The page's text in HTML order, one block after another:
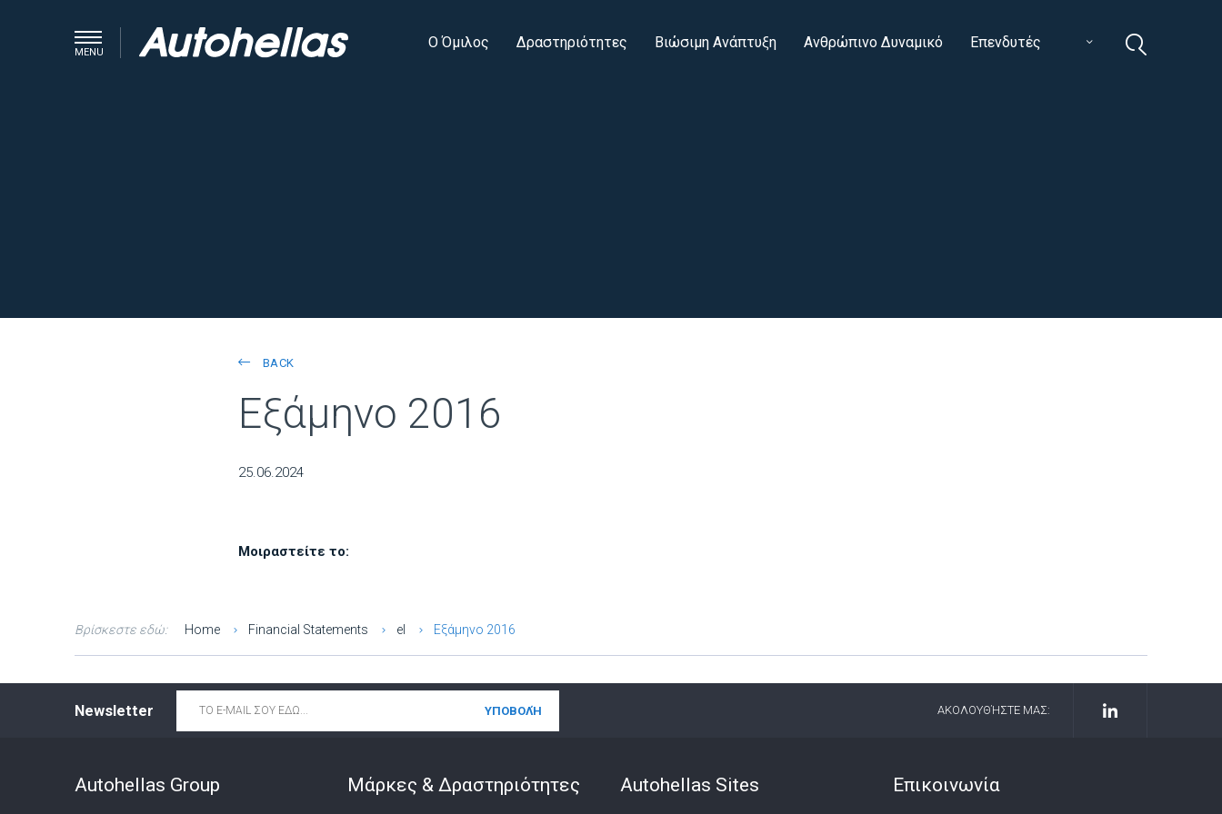
MENU
Ο Όμιλος Δραστηριότητες Βιώσιμη Ανάπτυξη Ανθρώπινο Δυναμικό Επενδυτές
BACK
Εξάμηνο 2016
25.06.2024
Μοιραστείτε το:
Βρίσκεστε εδώ: Home Financial Statements el Εξάμηνο 2016
Newsletter
ΑΚΟΛΟΥΘΉΣΤΕ ΜΑΣ:
Autohellas Group Μάρκες & Δραστηριότητες Autohellas Sites Επικοινωνία